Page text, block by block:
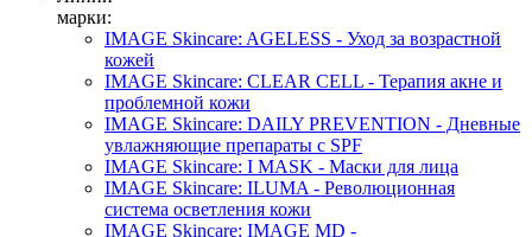
марки:
IMAGE Skincare: AGELESS - Уход за возрастной
кожей
IMAGE Skincare: CLEAR CELL - Терапия акне и
проблемной кожи
IMAGE Skincare: DAILY PREVENTION - Дневные
увлажняющие препараты с SPF
IMAGE Skincare: I MASK - Маски для лица
IMAGE Skincare: ILUMA - Революционная
система осветления кожи
IMAGE Skincare: IMAGE MD -